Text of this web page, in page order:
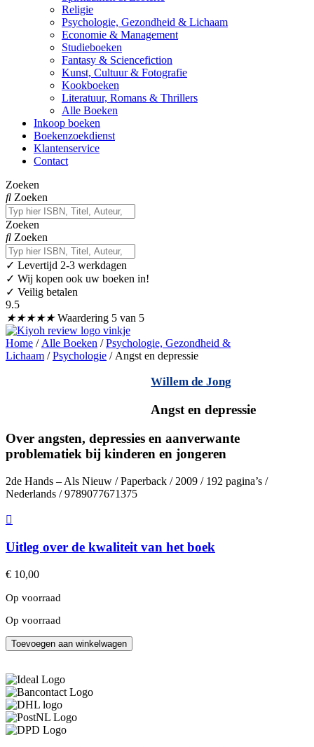
Religie
Psychologie, Gezondheid & Lichaam
Economie & Management
Studieboeken
Fantasy & Sciencefiction
Kunst, Cultuur & Fotografie
Kookboeken
Literatuur, Romans & Thrillers
Alle Boeken
Inkoop boeken
Boekenzoekdienst
Klantenservice
Contact
Zoeken
Zoeken
Zoeken
Zoeken
✓ Levertijd 2-3 werkdagen
✓ Wij kopen ook uw boeken in!
✓ Veilig betalen
9.5
★★★★★ Waardering 5 van 5
Home / Alle Boeken /Psychologie, Gezondheid &
Lichaam /Psychologie / Angst en depressie
Willem de Jong
Angst en depressie
Over angsten, depressies en aanverwante
problematiek bij kinderen en jongeren
2de Hands – Als Nieuw / Paperback / 2009 / 192 pagina’s /
Nederlands / 9789077671375
Uitleg over de kwaliteit van het boek
€ 10,00
Op voorraad
Op voorraad
Angst
en
aantal
Toevoegen aan winkelwagen